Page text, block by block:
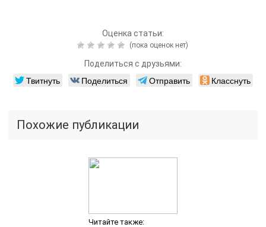
Оценка статьи:
(пока оценок нет)
Поделиться с друзьями:
Твитнуть Поделиться Отправить Класснуть
Похожие публикации
Читайте также: